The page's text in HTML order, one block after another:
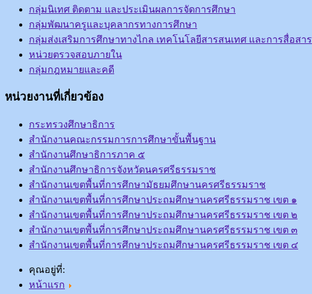
กลุ่มนิเทศ ติดตาม และประเมินผลการจัดการศึกษา
กลุ่มพัฒนาครูและบุคลากรทางการศึกษา
กลุ่มส่งเสริมการศึกษาทางไกล เทคโนโลยีสารสนเทศ และการสื่อสาร
หน่วยตรวจสอบภายใน
กลุ่มกฎหมายและคดี
หน่วยงานที่เกี่ยวข้อง
กระทรวงศึกษาธิการ
สำนักงานคณะกรรมการการศึกษาขั้นพื้นฐาน
สำนักงานศึกษาธิการภาค ๕
สำนักงานศึกษาธิการจังหวัดนครศรีธรรมราช
สำนักงานเขตพื้นที่การศึกษามัธยมศึกษานครศรีธรรมราช
สำนักงานเขตพื้นที่การศึกษาประถมศึกษานครศรีธรรมราช เขต ๑
สำนักงานเขตพื้นที่การศึกษาประถมศึกษานครศรีธรรมราช เขต ๒
สำนักงานเขตพื้นที่การศึกษาประถมศึกษานครศรีธรรมราช เขต ๓
สำนักงานเขตพื้นที่การศึกษาประถมศึกษานครศรีธรรมราช เขต ๔
คุณอยู่ที่:
หน้าแรก